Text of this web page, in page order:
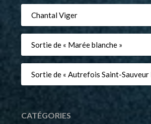
Chantal Viger
Sortie de « Marée blanche »
Sortie de « Autrefois Saint-Sauveur
CATÉGORIES